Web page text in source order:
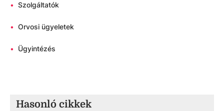
• Szolgáltatók
• Orvosi ügyeletek
• Ügyintézés
Hasonló cikkek